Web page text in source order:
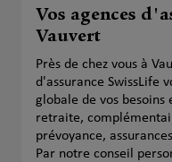
Vos agences
Vauvert
Près de chez vous à
d'assurance SwissLife
globale de vos besoins
retraite,
prévoyance,
Par notre conseil